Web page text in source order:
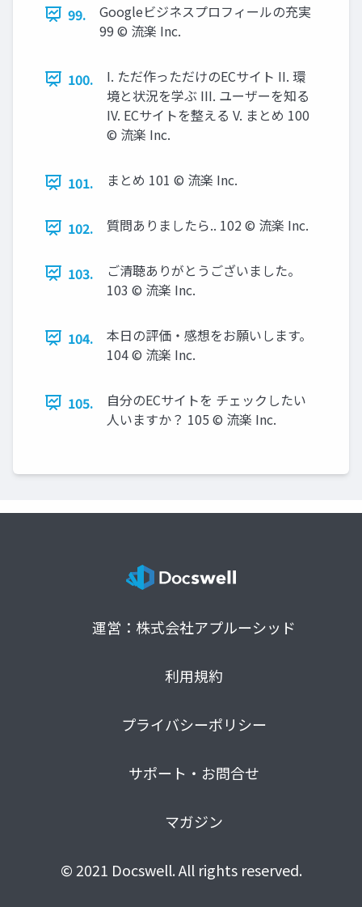
99.
Googleビジネスプロフィールの充実
99 © 流楽 Inc.
100.
I. ただ作っただけのECサイト II. 環
境と状況を学ぶ III. ユーザーを知る
IV. ECサイトを整える V. まとめ 100
© 流楽 Inc.
101. まとめ 101 © 流楽 Inc.
102. 質問ありましたら.. 102 © 流楽 Inc.
103.
ご清聴ありがとうございました。
103 © 流楽 Inc.
104.
本日の評価・感想をお願いします。
104 © 流楽 Inc.
105.
自分のECサイトを チェックしたい
人いますか？ 105 © 流楽 Inc.
運営：株式会社アプルーシッド
利用規約
プライバシーポリシー
サポート・お問合せ
マガジン
© 2021 Docswell. All rights reserved.